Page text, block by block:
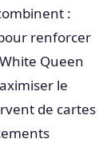
:
renforcer
Queen
le
de cartes